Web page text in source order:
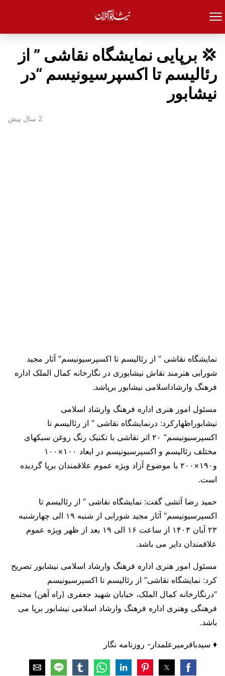
💢 برپایی نمایشگاه نقاشی ” از
رئالیسم تا اکسپرسیونیسم “در
نیشابور
2 سال پیش
نمایشگاه نقاشی ” از رئالیسم تا اکسپرسیونیسم” آثار مجید
شورابی هنرمند نقاش نیشابوری در نگارخانه کمال الملک اداره
فرهنگ وارشاداسلامی نیشابور برپاشد.
مسئول امور هنری اداره فرهنگ وارشاد اسلامی
نیشابوراظهارکرد: درنمایشگاه نقاشی ” از رئالیسم تا
اکسپرسیونیسم” ۲۰ اثر نقاشی با تکنیک رنگ روغن سبکهای
مختلف رئالیسم و اکسپرسیونیسم در ابعاد ۱۰۰×۱۰۰
و۱۹۰×۲۰۰ با موضوع آزاد ویژه عموم علاقمندان برپا گردیده
است.
حمید رضا آتشی گفت: نمایشگاه نقاشی ” از رئالیسم تا
اکسپرسیونیسم” آثار مجید شورابی از شنبه ۱۹ الی چهارشنبه
۲۳ آبان ۱۴۰۳ از ساعت ۱۶ الی ۱۹ بعد از ظهر ویژه عموم
علاقمندان دایر می باشد.
مسئول امور هنری اداره فرهنگ وارشاد اسلامی نیشابور تصریح
کرد: نمایشگاه نقاشی” از رئالیسم تا اکسپرسیونیسم
“درنگارخانه کمال الملک، خیابان شهید جعفری (راه آهن) مجتمع
فرهنگی وهنری اداره فرهنگ وارشاد اسلامی نیشابور برپا می
باشد.
♦️ سیدباقرمیرعلمدار- روزنامه نگار